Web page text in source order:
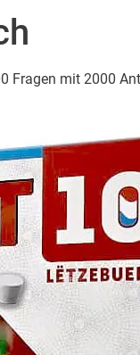
Fragen mit 2000